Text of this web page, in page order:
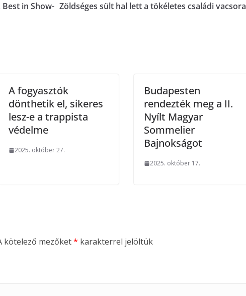
Best in Show- Zöldséges sült hal lett a tökéletes családi vacsora
A fogyasztók
dönthetik el, sikeres
lesz-e a trappista
védelme
2025. október 27.
Budapesten
rendezték meg a II.
Nyílt Magyar
Sommelier
Bajnokságot
2025. október 17.
kötelező mezőket* karakterrel jelöltük